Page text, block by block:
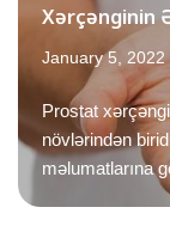
Xərçənginin
January 5, 2022
Prostat
növlərindən
məlumatlarına